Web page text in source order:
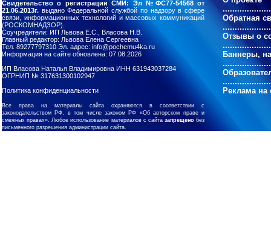
Обратная
Отзывы о
Баннеры,
Реклама на
Свидетельство о регистрации СМИ: Эл №ФС77-54568 от
21.06.2013г. выдано Федеральной службой по надзору в сфере
связи, информационных технологий и массовых коммуникаций
(РОСКОМНАДЗОР).
Соучредители: ИП Львова Е.С., Власова Н.В.
Главный редактор: Львова Елена Сергеевна
Тел. 89277797310 Эл. адрес: info@pochemu4ka.ru
Информация на сайте обновлена: 07.08.2026
ИП Власова Наталья Владимировна ИНН 631943037284
ОГРНИП № 317631300102947
Политика конфиденциальности
Все права на материалы сайта охраняются в соответствии с
законодательством РФ, в том числе законом РФ «Об авторском праве и
смежных правах». Любое использование материалов с сайта запрещенобез
письменного разрешения администрации сайта.